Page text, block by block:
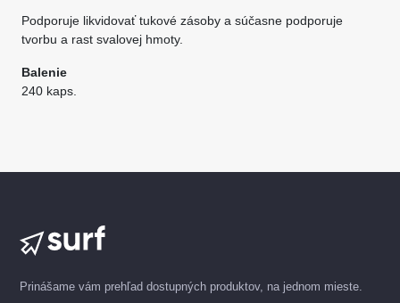
Podporuje likvidovať tukové zásoby a súčasne podporuje
tvorbu a rast svalovej hmoty.
Balenie
240 kaps.
Prinášame vám prehľad dostupných produktov, na jednom mieste.